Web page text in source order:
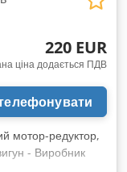
220 EUR
ціна додається ПДВ
мотор-редуктор,
- Виробник